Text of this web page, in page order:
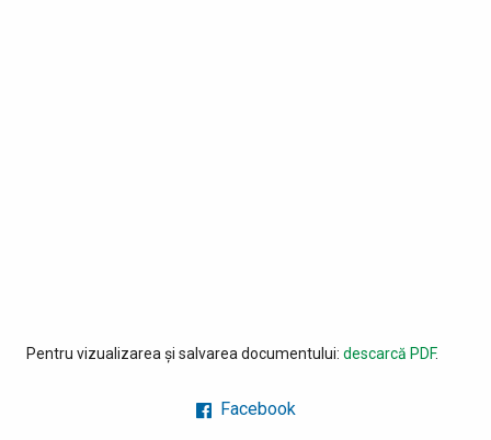
Pentru vizualizarea și salvarea documentului: descarcă PDF.
Facebook